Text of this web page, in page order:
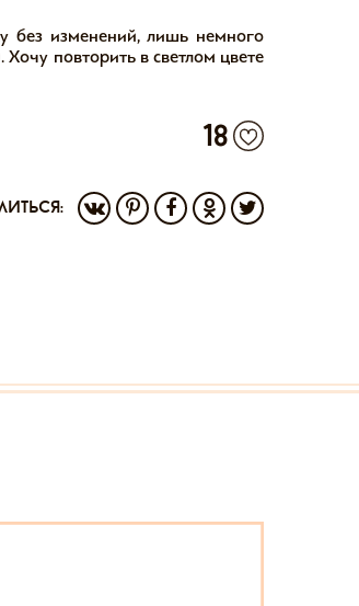
без изменений, лишь немного
повторить в светлом цвете
18